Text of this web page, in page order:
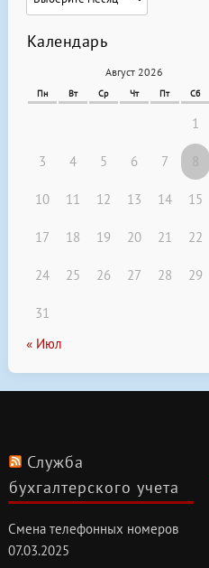
Календарь
Август 2026
Пн Вт Ср Чт Пт Сб
1
3 4 5 6 7 8
10 11 12 13 14 15
17 18 19 20 21 22
24 25 26 27 28 29
31
« Июл
Служба
бухгалтерского учета
Смена телефонных номеров
07.03.2025